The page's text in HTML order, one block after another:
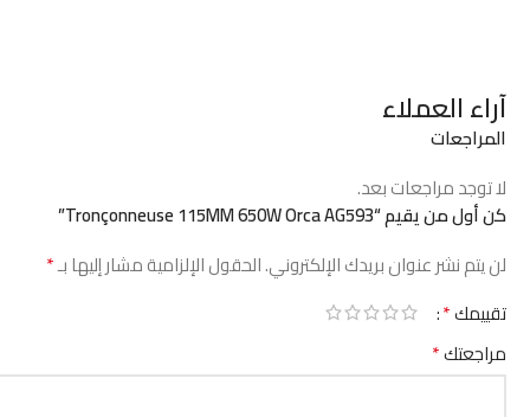
آراء العملاء
المراجعات
لا توجد مراجعات بعد.
كن أول من يقيم “Tronçonneuse 115MM 650W Orca AG593”
لن يتم نشر عنوان بريدك الإلكتروني.الحقول الإلزامية مشار إليها بـ*
تقييمك*
مراجعتك*